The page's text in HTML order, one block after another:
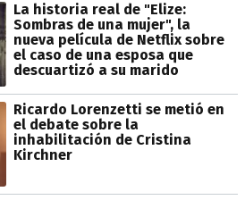
La historia real de "Elize:
Sombras de una mujer", la
nueva película de Netflix sobre
el caso de una esposa que
descuartizó a su marido
Ricardo Lorenzetti se metió en
el debate sobre la
inhabilitación de Cristina
Kirchner